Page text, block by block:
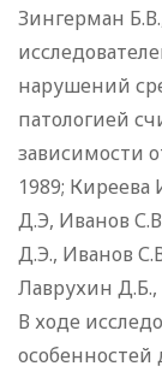
Зингерман
нарушений
патологией
зависимости
1989;
Д.Э, Иванов
Д.Э., Иванов
Лаврухин Д.Б.,
В ходе
особенностей